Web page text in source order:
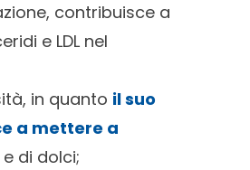
contribuisce a
e LDL nel
in quanto il suo
a mettere a
di dolci;